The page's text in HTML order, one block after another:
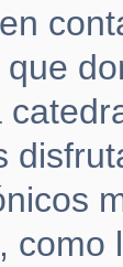
como